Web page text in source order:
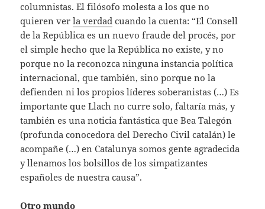
columnistas. El filósofo molesta a los que no
quieren verla verdad cuando la cuenta: “El Consell
de la República es un nuevo fraude del procés, por
el simple hecho que la República no existe, y no
porque no la reconozca ninguna instancia política
internacional, que también, sino porque no la
defienden ni los propios líderes soberanistas (…) Es
importante que Llach no curre solo, faltaría más, y
también es una noticia fantástica que Bea Talegón
(profunda conocedora del Derecho Civil catalán) le
acompañe (…) en Catalunya somos gente agradecida
y llenamos los bolsillos de los simpatizantes
españoles de nuestra causa”.
Otro mundo